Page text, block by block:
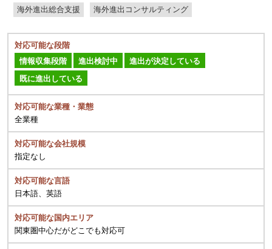
海外進出総合支援 海外進出コンサルティング
対応可能な段階
情報収集段階
進出検討中
進出が決定している
既に進出している
対応可能な業種・業態
全業種
対応可能な会社規模
指定なし
対応可能な言語
日本語、英語
対応可能な国内エリア
関東圏中心だがどこでも対応可